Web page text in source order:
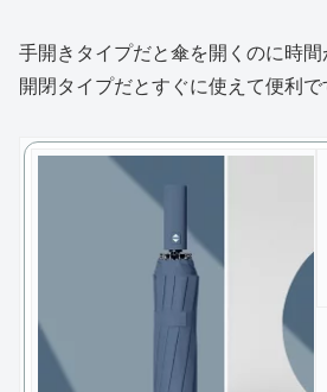
手開きタイプだと傘を開くのに時
開閉タイプだとすぐに使えて便利で